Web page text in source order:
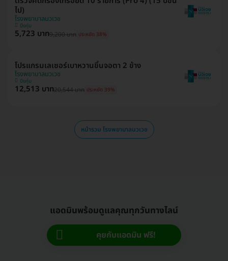
ไป)
โรงพยาบาลนวเวช
บึงกุ่ม
5,723 บาท9,200 บาท ประหยัด 38%
โปรแกรมเลเซอร์เบาหวานขึ้นจอตา 2 ข้าง
โรงพยาบาลนวเวช
บึงกุ่ม
12,513 บาท20,544 บาท ประหยัด 39%
หน้ารวม โรงพยาบาลนวเวช
แอดมินพร้อมดูแลคุณทุกวันทางไลน์
คุยกับแอดมิน ฟรี!